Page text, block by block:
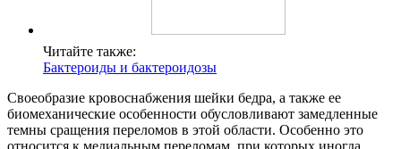
Читайте также:
Бактероиды и бактероидозы
Своеобразие кровоснабжения шейки бедра, а также ее
биомеханические особенности обусловливают замедленные
темны сращения переломов в этой области. Особенно это
относится к медиальным переломам, при которых иногда